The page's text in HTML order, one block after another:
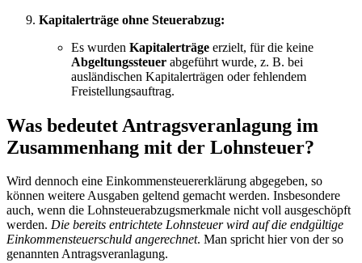
Kapitalerträge ohne Steuerabzug:
Es wurden Kapitalerträge erzielt, für die keine
Abgeltungssteuer abgeführt wurde, z. B. bei
ausländischen Kapitalerträgen oder fehlendem
Freistellungsauftrag.
Was bedeutet Antragsveranlagung im
Zusammenhang mit der Lohnsteuer?
Wird dennoch eine Einkommensteuererklärung abgegeben, so
können weitere Ausgaben geltend gemacht werden. Insbesondere
auch, wenn die Lohnsteuerabzugsmerkmale nicht voll ausgeschöpft
werden. Die bereits entrichtete Lohnsteuer wird auf die endgültige
Einkommensteuerschuld angerechnet. Man spricht hier von der so
genannten Antragsveranlagung.